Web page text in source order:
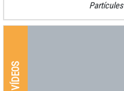
Partícules
VÍDEOS